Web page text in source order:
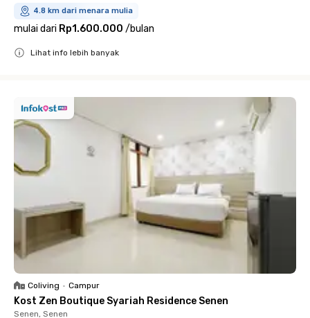
4.8 km dari menara mulia
mulai dari Rp1.600.000 /bulan
Lihat info lebih banyak
Coliving • Campur
Kost Zen Boutique Syariah Residence Senen
Senen, Senen